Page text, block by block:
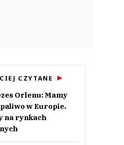
CZYTANE
Orlenu: Mamy
w Europie.
na rynkach